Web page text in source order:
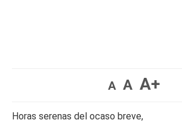
A A A+
Horas serenas del ocaso breve,